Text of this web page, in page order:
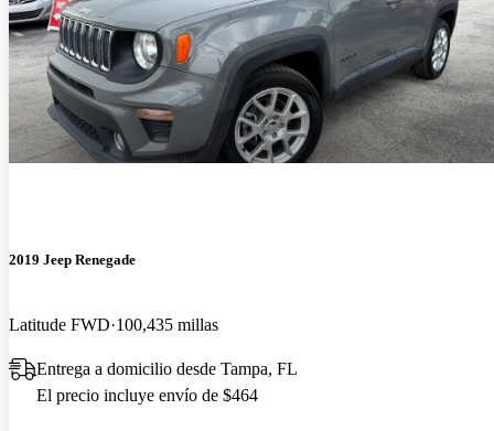
2019 Jeep Renegade
Latitude FWD 100,435 millas
Entrega a domicilio desde Tampa, FL
El precio incluye envío de $464